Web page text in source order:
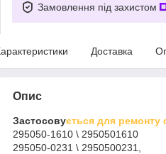
Замовлення під захистом
Доставка
Опис
Застосовується для ремонту
295050-1610 \ 2950501610
295050-0231 \ 2950500231,